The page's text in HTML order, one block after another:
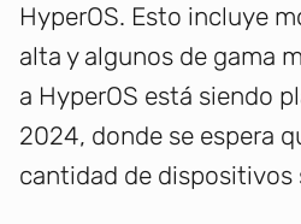
HyperOS. Esto incluye
alta y algunos de gama
a HyperOS está siendo
2024, donde se espera
cantidad de dispositivos